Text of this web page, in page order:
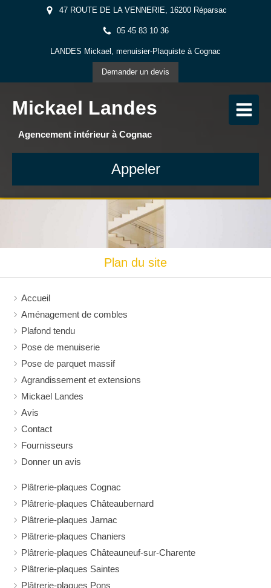
47 ROUTE DE LA VENNERIE, 16200 Réparsac
05 45 83 10 36
LANDES Mickael, menuisier-Plaquiste à Cognac
Demander un devis
Mickael Landes
Agencement intérieur à Cognac
Appeler
Plan du site
Accueil
Aménagement de combles
Plafond tendu
Pose de menuiserie
Pose de parquet massif
Agrandissement et extensions
Mickael Landes
Avis
Contact
Fournisseurs
Donner un avis
Plâtrerie-plaques Cognac
Plâtrerie-plaques Châteaubernard
Plâtrerie-plaques Jarnac
Plâtrerie-plaques Chaniers
Plâtrerie-plaques Châteauneuf-sur-Charente
Plâtrerie-plaques Saintes
Plâtrerie-plaques Pons